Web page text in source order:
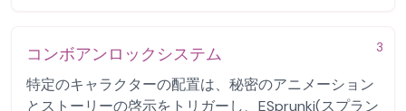
3
コンボアンロックシステム
特定のキャラクターの配置は、秘密のアニメーション
とストーリーの啓示をトリガーし、ESprunki(スプラン